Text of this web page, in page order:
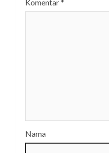
Komentar*
Nama